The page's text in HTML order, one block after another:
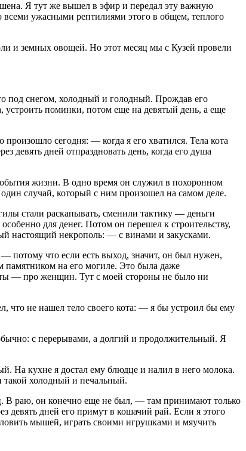
Я тут же вышел в эфир и передал эту важную
ужасными рептилиями этого в общем, теплого
и земных овощей. Но этот месяц мы с Кузей провели
под снегом, холодный и голодный. Прождав его
устроить поминки, потом еще на девятый день, а еще
сегодня: — когда я его хватился. Тела кота
дней отпраздновать день, когда его душа
жизни. В одно время он служил в похоронном
случай, который с ним произошел на самом деле.
стали раскапывать, сменили тактику — деньги
для денег. Потом он перешел к строительству,
настоящий некрополь: — с винами и закусками.
потому что если есть выход, значит, он был нужен,
памятником на его могиле. Это была даже
— про женщин. Тут с моей стороны не было ни
что не нашел тело своего кота: — я бы устроил бы ему
с перерывами, а долгий и продолжительный. Я
На кухне я достал ему блюдце и налил в него молока.
такой холодный и печальный.
В раю, он конечно еще не был, — там принимают только
девять дней его примут в кошачий рай. Если я этого
ловить мышей, играть своими игрушками и мяучить